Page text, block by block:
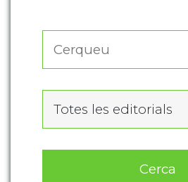
Totes les editorials
Cerca